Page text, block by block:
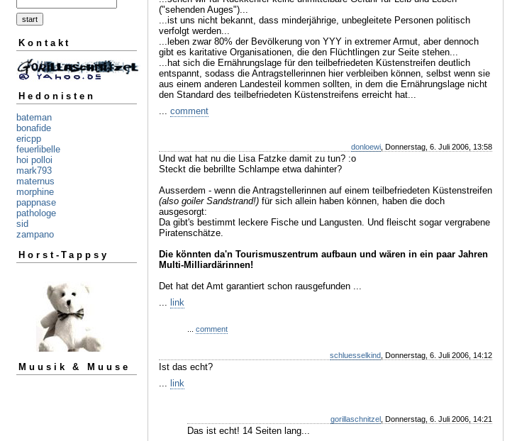
Kontakt
Hedonisten
bateman
bonafide
ericpp
feuerlibelle
hoi polloi
mark793
maternus
morphine
pappnase
pathologe
sid
zampano
Horst-Tappsy
Muusik & Muuse
("sehenden Auges")...
...ist uns nicht bekannt, dass minderjährige, unbegleitete Personen politisch
verfolgt werden...
...leben zwar 80% der Bevölkerung von YYY in extremer Armut, aber dennoch
gibt es karitative Organisationen, die den Flüchtlingen zur Seite stehen...
...hat sich die Ernährungslage für den teilbefriedeten Küstenstreifen deutlich
entspannt, sodass die Antragstellerinnen hier verbleiben können, selbst wenn sie
aus einem anderen Landesteil kommen sollten, in dem die Ernährungslage nicht
den Standard des teilbefriedeten Küstenstreifens erreicht hat...
... comment
donloewi , Donnerstag, 6. Juli 2006, 13:58
Und wat hat nu die Lisa Fatzke damit zu tun? :o
Steckt die bebrillte Schlampe etwa dahinter?
Ausserdem - wenn die Antragstellerinnen auf einem teilbefriedeten Küstenstreifen
(also goiler Sandstrand!) für sich allein haben können, haben die doch
ausgesorgt:
Da gibt's bestimmt leckere Fische und Langusten. Und fleischt sogar vergrabene
Piratenschätze.
Die könnten da'n Tourismuszentrum aufbaun und wären in ein paar Jahren
Multi-Milliardärinnen!
Det hat det Amt garantiert schon rausgefunden ...
... link
comment
schluesselkind , Donnerstag, 6. Juli 2006, 14:12
Ist das echt?
... link
gorillaschnitzel , Donnerstag, 6. Juli 2006, 14:21
Das ist echt! 14 Seiten lang...